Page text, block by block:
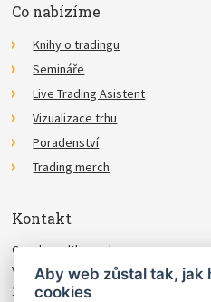
Co nabízíme
Knihy o tradingu
Semináře
Live Trading Asistent
Vizualizace trhu
Poradenství
Trading merch
Kontakt
Czechwealth, spol. s r.o.
Višňová 4
140 00 Praha 4
Aby web zůstal tak, jak
cookies